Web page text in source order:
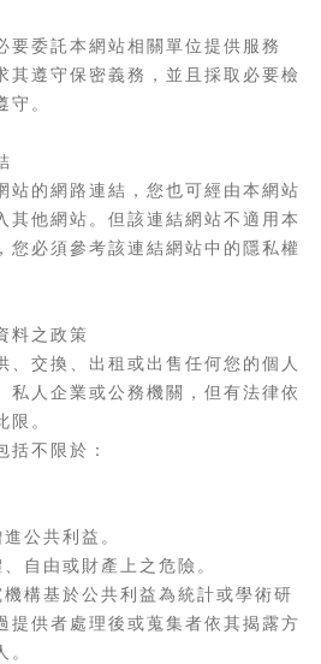
要委託本網站相關單位提供服務
其遵守保密義務，並且採取必要檢
。
站的網路連結，您也可經由本網站
其他網站。但該連結網站不適用本
您必須參考該連結網站中的隱私權
料之政策
、交換、出租或出售任何您的個人
私人企業或公務機關，但有法律依
。
括不限於：
公共利益。
自由或財產上之危險。
構基於公共利益為統計或學術研
提供者處理後或蒐集者依其揭露方